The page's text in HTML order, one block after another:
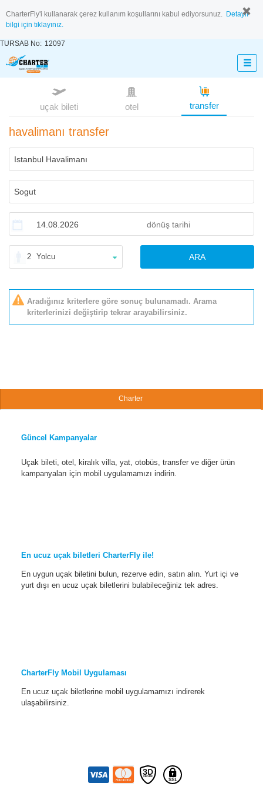
CharterFly'i kullanarak çerez kullanım koşullarını kabul ediyorsunuz. Detaylı
bilgi için tıklayınız.
TURSAB No: 12097
uçak bileti otel transfer
havalimanı transfer
2 Yolcu ARA
Aradığınız kriterlere göre sonuç bulunamadı. Arama
kriterlerinizi değiştirip tekrar arayabilirsiniz.
Charter
Güncel Kampanyalar
Uçak bileti, otel, kiralık villa, yat, otobüs, transfer ve diğer ürün
kampanyaları için mobil uygulamamızı indirin.
En ucuz uçak biletleri CharterFly ile!
En uygun uçak biletini bulun, rezerve edin, satın alın. Yurt içi ve
yurt dışı en ucuz uçak biletlerini bulabileceğiniz tek adres.
CharterFly Mobil Uygulaması
En ucuz uçak biletlerine mobil uygulamamızı indirerek
ulaşabilirsiniz.